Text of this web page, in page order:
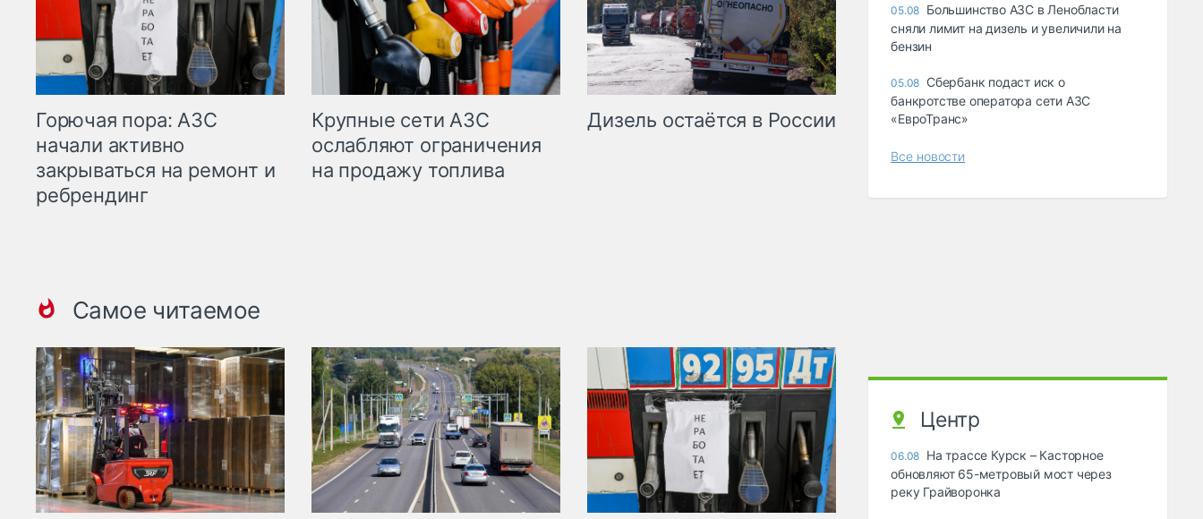
Горючая пора: АЗС
начали активно
закрываться на ремонт и
ребрендинг
Крупные сети АЗС
ослабляют ограничения
на продажу топлива
Дизель остаётся в России
Самое читаемое
05.08 Большинство АЗС в Ленобласти
сняли лимит на дизель и увеличили на
бензин
05.08 Сбербанк подаст иск о
банкротстве оператора сети АЗС
«ЕвроТранс»
Все новости
Центр
06.08 На трассе Курск – Касторное
обновляют 65-метровый мост через
реку Грайворонка